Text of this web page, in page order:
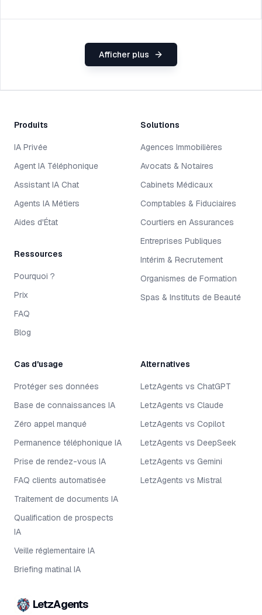
Afficher plus
Produits
IA Privée
Agent IA Téléphonique
Assistant IA Chat
Agents IA Métiers
Aides d'État
Ressources
Pourquoi ?
Prix
FAQ
Blog
Solutions
Agences Immobilières
Avocats & Notaires
Cabinets Médicaux
Comptables & Fiduciaires
Courtiers en Assurances
Entreprises Publiques
Intérim & Recrutement
Organismes de Formation
Spas & Instituts de Beauté
Cas d'usage
Protéger ses données
Base de connaissances IA
Zéro appel manqué
Permanence téléphonique IA
Prise de rendez-vous IA
FAQ clients automatisée
Traitement de documents IA
Qualification de prospects
IA
Veille réglementaire IA
Briefing matinal IA
Alternatives
LetzAgents vs ChatGPT
LetzAgents vs Claude
LetzAgents vs Copilot
LetzAgents vs DeepSeek
LetzAgents vs Gemini
LetzAgents vs Mistral
LetzAgents